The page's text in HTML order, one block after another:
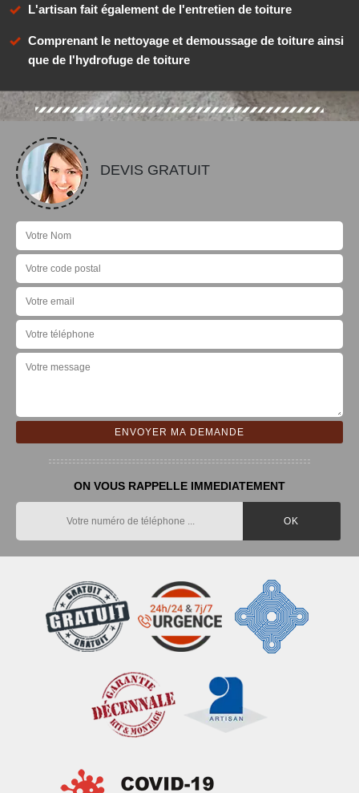
L'artisan fait également de l'entretien de toiture
Comprenant le nettoyage et demoussage de toiture ainsi
que de l'hydrofuge de toiture
DEVIS GRATUIT
ON VOUS RAPPELLE IMMEDIATEMENT